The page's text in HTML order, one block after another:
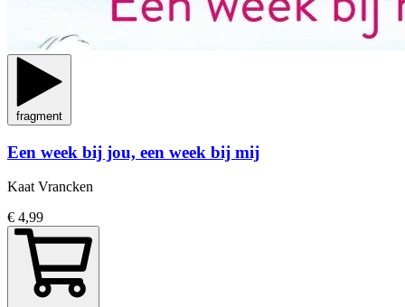
fragment
Een week bij jou, een week bij mij
Kaat Vrancken
€ 4,99